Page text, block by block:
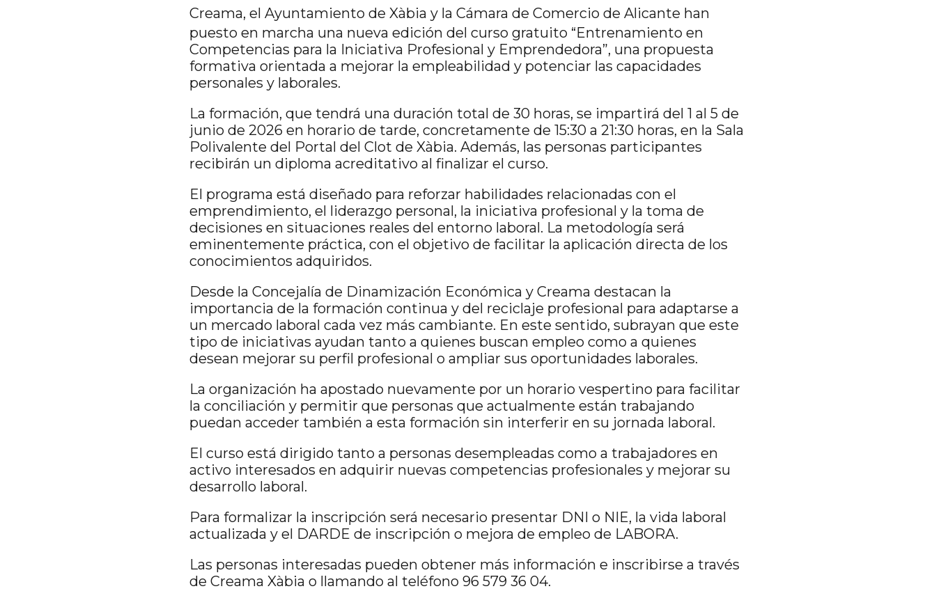
Creama, el Ayuntamiento de Xàbia y la Cámara de Comercio de Alicante han
puesto en marcha una nueva edición del curso gratuito “Entrenamiento en
Competencias para la Iniciativa Profesional y Emprendedora”, una propuesta
formativa orientada a mejorar la empleabilidad y potenciar las capacidades
personales y laborales.
La formación, que tendrá una duración total de 30 horas, se impartirá del 1 al 5 de
junio de 2026 en horario de tarde, concretamente de 15:30 a 21:30 horas, en la Sala
Polivalente del Portal del Clot de Xàbia. Además, las personas participantes
recibirán un diploma acreditativo al finalizar el curso.
El programa está diseñado para reforzar habilidades relacionadas con el
emprendimiento, el liderazgo personal, la iniciativa profesional y la toma de
decisiones en situaciones reales del entorno laboral. La metodología será
eminentemente práctica, con el objetivo de facilitar la aplicación directa de los
conocimientos adquiridos.
Desde la Concejalía de Dinamización Económica y Creama destacan la
importancia de la formación continua y del reciclaje profesional para adaptarse a
un mercado laboral cada vez más cambiante. En este sentido, subrayan que este
tipo de iniciativas ayudan tanto a quienes buscan empleo como a quienes
desean mejorar su perfil profesional o ampliar sus oportunidades laborales.
La organización ha apostado nuevamente por un horario vespertino para facilitar
la conciliación y permitir que personas que actualmente están trabajando
puedan acceder también a esta formación sin interferir en su jornada laboral.
El curso está dirigido tanto a personas desempleadas como a trabajadores en
activo interesados en adquirir nuevas competencias profesionales y mejorar su
desarrollo laboral.
Para formalizar la inscripción será necesario presentar DNI o NIE, la vida laboral
actualizada y el DARDE de inscripción o mejora de empleo de LABORA.
Las personas interesadas pueden obtener más información e inscribirse a través
de Creama Xàbia o llamando al teléfono 96 579 36 04.